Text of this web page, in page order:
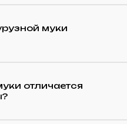
муки
отличается